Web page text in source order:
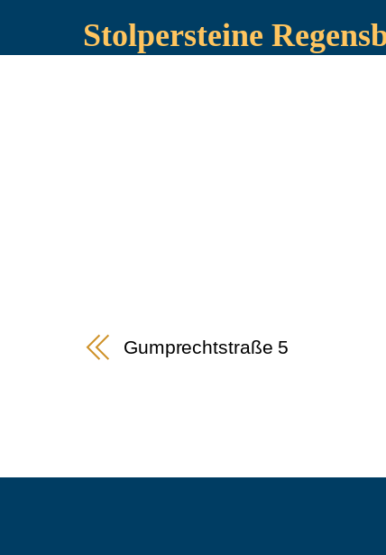
Stolpersteine
Gumprechtstraße 5